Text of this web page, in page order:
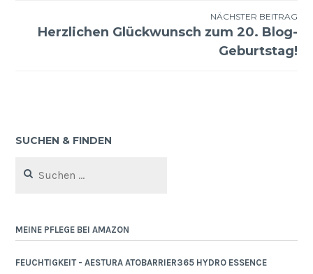
NÄCHSTER BEITRAG
Herzlichen Glückwunsch zum 20. Blog-
Geburtstag!
SUCHEN & FINDEN
nach:
MEINE PFLEGE BEI AMAZON
FEUCHTIGKEIT - AESTURA ATOBARRIER365 HYDRO ESSENCE